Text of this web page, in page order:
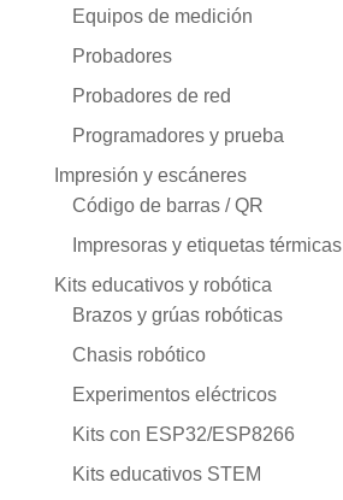
Equipos de medición
Probadores
Probadores de red
Programadores y prueba
Impresión y escáneres
Código de barras / QR
Impresoras y etiquetas térmicas
Kits educativos y robótica
Brazos y grúas robóticas
Chasis robótico
Experimentos eléctricos
Kits con ESP32/ESP8266
Kits educativos STEM